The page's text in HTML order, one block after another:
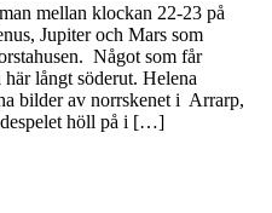
mellan klockan 22-23 på
Jupiter och Mars som
Något som får
långt söderut. Helena
bilder av norrskenet i Arrarp,
höll på i […]